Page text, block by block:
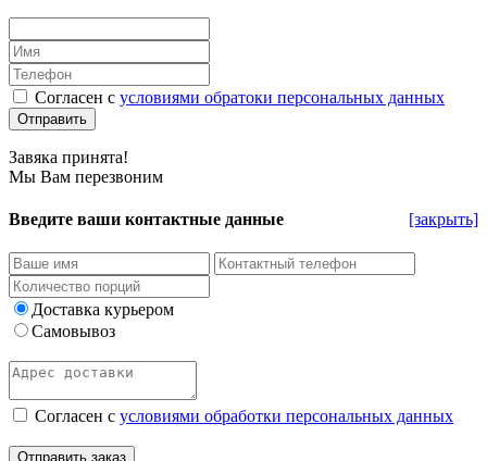
Согласен с условиями обратоки персональных данных
Завяка принята!
Мы Вам перезвоним
[закрыть]
Введите ваши контактные данные
Доставка курьером
Самовывоз
Согласен с условиями обработки персональных данных
Отправить заказ